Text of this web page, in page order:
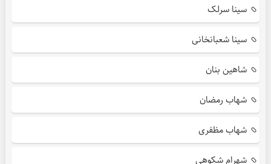
سینا سرلک
سینا شعبانخانی
شاهین بنان
شهاب رمضان
شهاب مظفری
شهرام شکوهی